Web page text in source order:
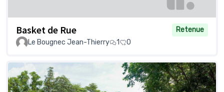
Basket de Rue
Retenue
Le Bougnec Jean-Thierry
1 0